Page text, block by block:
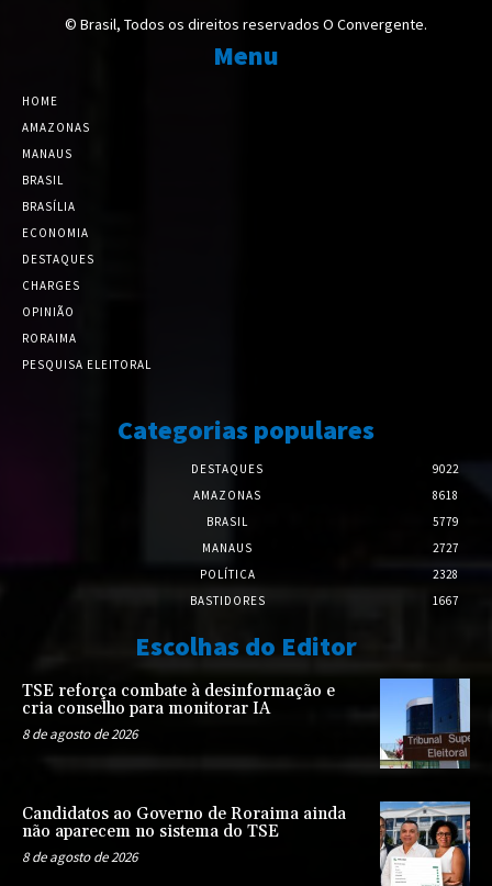
© Brasil, Todos os direitos reservados O Convergente.
Menu
HOME
AMAZONAS
MANAUS
BRASIL
BRASÍLIA
ECONOMIA
DESTAQUES
CHARGES
OPINIÃO
RORAIMA
PESQUISA ELEITORAL
Categorias populares
DESTAQUES
9022
AMAZONAS
8618
BRASIL
5779
MANAUS
2727
POLÍTICA
2328
BASTIDORES
1667
Escolhas do Editor
TSE reforça combate à desinformação e
cria conselho para monitorar IA
8 de agosto de 2026
Candidatos ao Governo de Roraima ainda
não aparecem no sistema do TSE
8 de agosto de 2026